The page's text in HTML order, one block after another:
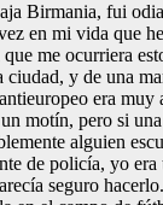
Birmania, fui
en mi vida que
me ocurriera
y de una
era muy
motín, pero si
alguien
de policía, yo
seguro